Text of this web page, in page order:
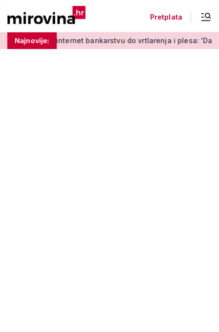
Pretplata
Najnovije:
učenja o internet bankarstvu do vrtlarenja i plesa: 'Da starije